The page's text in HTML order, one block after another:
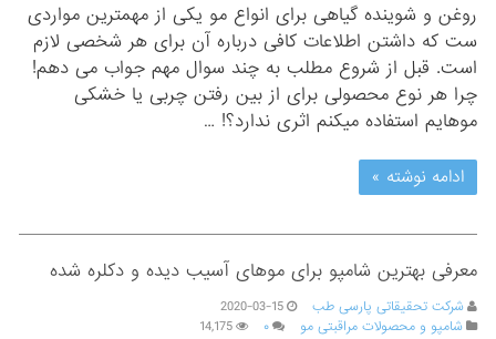
روغن و شوینده گیاهی برای انواع مو یکی از مهمترین مواردی
ست که داشتن اطلاعات کافی درباره آن برای هر شخصی لازم
است. قبل از شروع مطلب به چند سوال مهم جواب می دهم!
چرا هر نوع محصولی برای از بین رفتن چربی یا خشکی
موهایم استفاده میکنم اثری ندارد؟! …
ادامه نوشته »
معرفی بهترین شامپو برای موهای آسیب دیده و دکلره شده
شرکت تحقیقاتی پارسی طب
2020-03-15
شامپو و محصولات مراقبتی مو
۰ 14,175